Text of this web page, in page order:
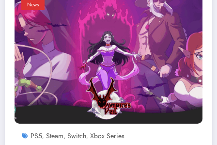
News
PS5, Steam, Switch, Xbox Series